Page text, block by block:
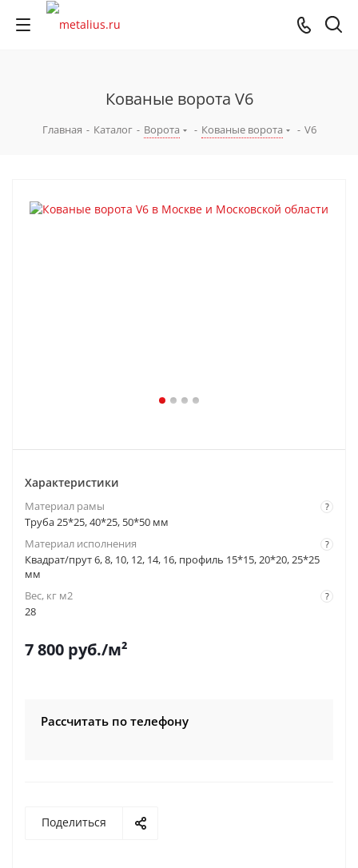
Кованые ворота V6
Главная - Каталог - Ворота - Кованые ворота - V6
Характеристики
?
Материал рамы
Труба 25*25, 40*25, 50*50 мм
?
Материал исполнения
Квадрат/прут 6, 8, 10, 12, 14, 16, профиль 15*15, 20*20, 25*25
мм
?
Вес, кг м2
28
7 800 руб./м²
Рассчитать по телефону
Поделиться